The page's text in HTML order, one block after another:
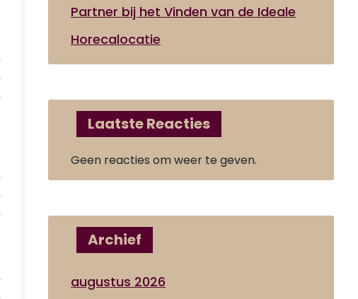
Partner bij het Vinden van de Ideale
Horecalocatie
Laatste Reacties
Geen reacties om weer te geven.
Archief
augustus 2026